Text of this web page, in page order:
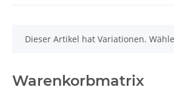
x
Dieser Artikel hat Variationen.
Warenkorbmatrix